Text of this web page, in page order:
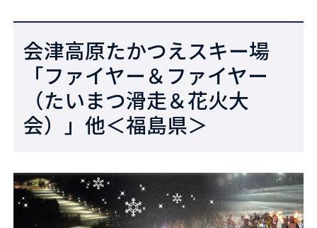
会津高原たかつえスキー場
「ファイヤー＆ファイヤー
（たいまつ滑走＆花火大
会）」他＜福島県＞